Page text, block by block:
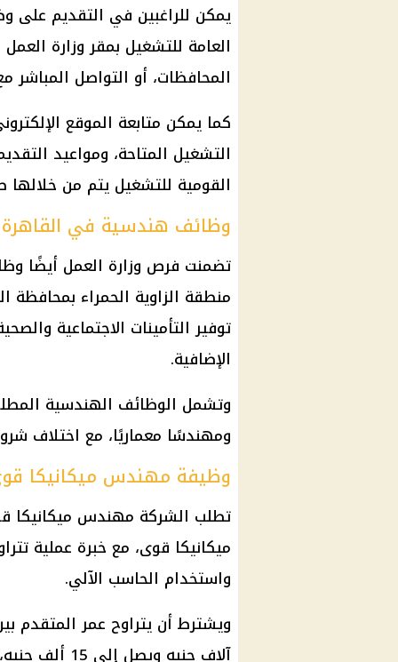
يمكن للراغبين في التقديم على
العامة للتشغيل بمقروزارة العمل
المحافظات، أو التواصل المباشر
كما يمكن متابعة الموقع
التشغيل المتاحة، ومواعيد
القومية للتشغيل يتم من
وظائف هندسية في القاهرة
تضمنت فرص وزارة العمل أيضًا
منطقة الزاوية الحمراء بمحافظة
توفير التأمينات الاجتماعية
الإضافية.
وتشمل الوظائف الهندسية
ومهندسًا معماريًا، مع اختلاف
وظيفة مهندس ميكانيكا
تطلب الشركة مهندس ميكانيكا
واستخدام الحاسب الآلي.